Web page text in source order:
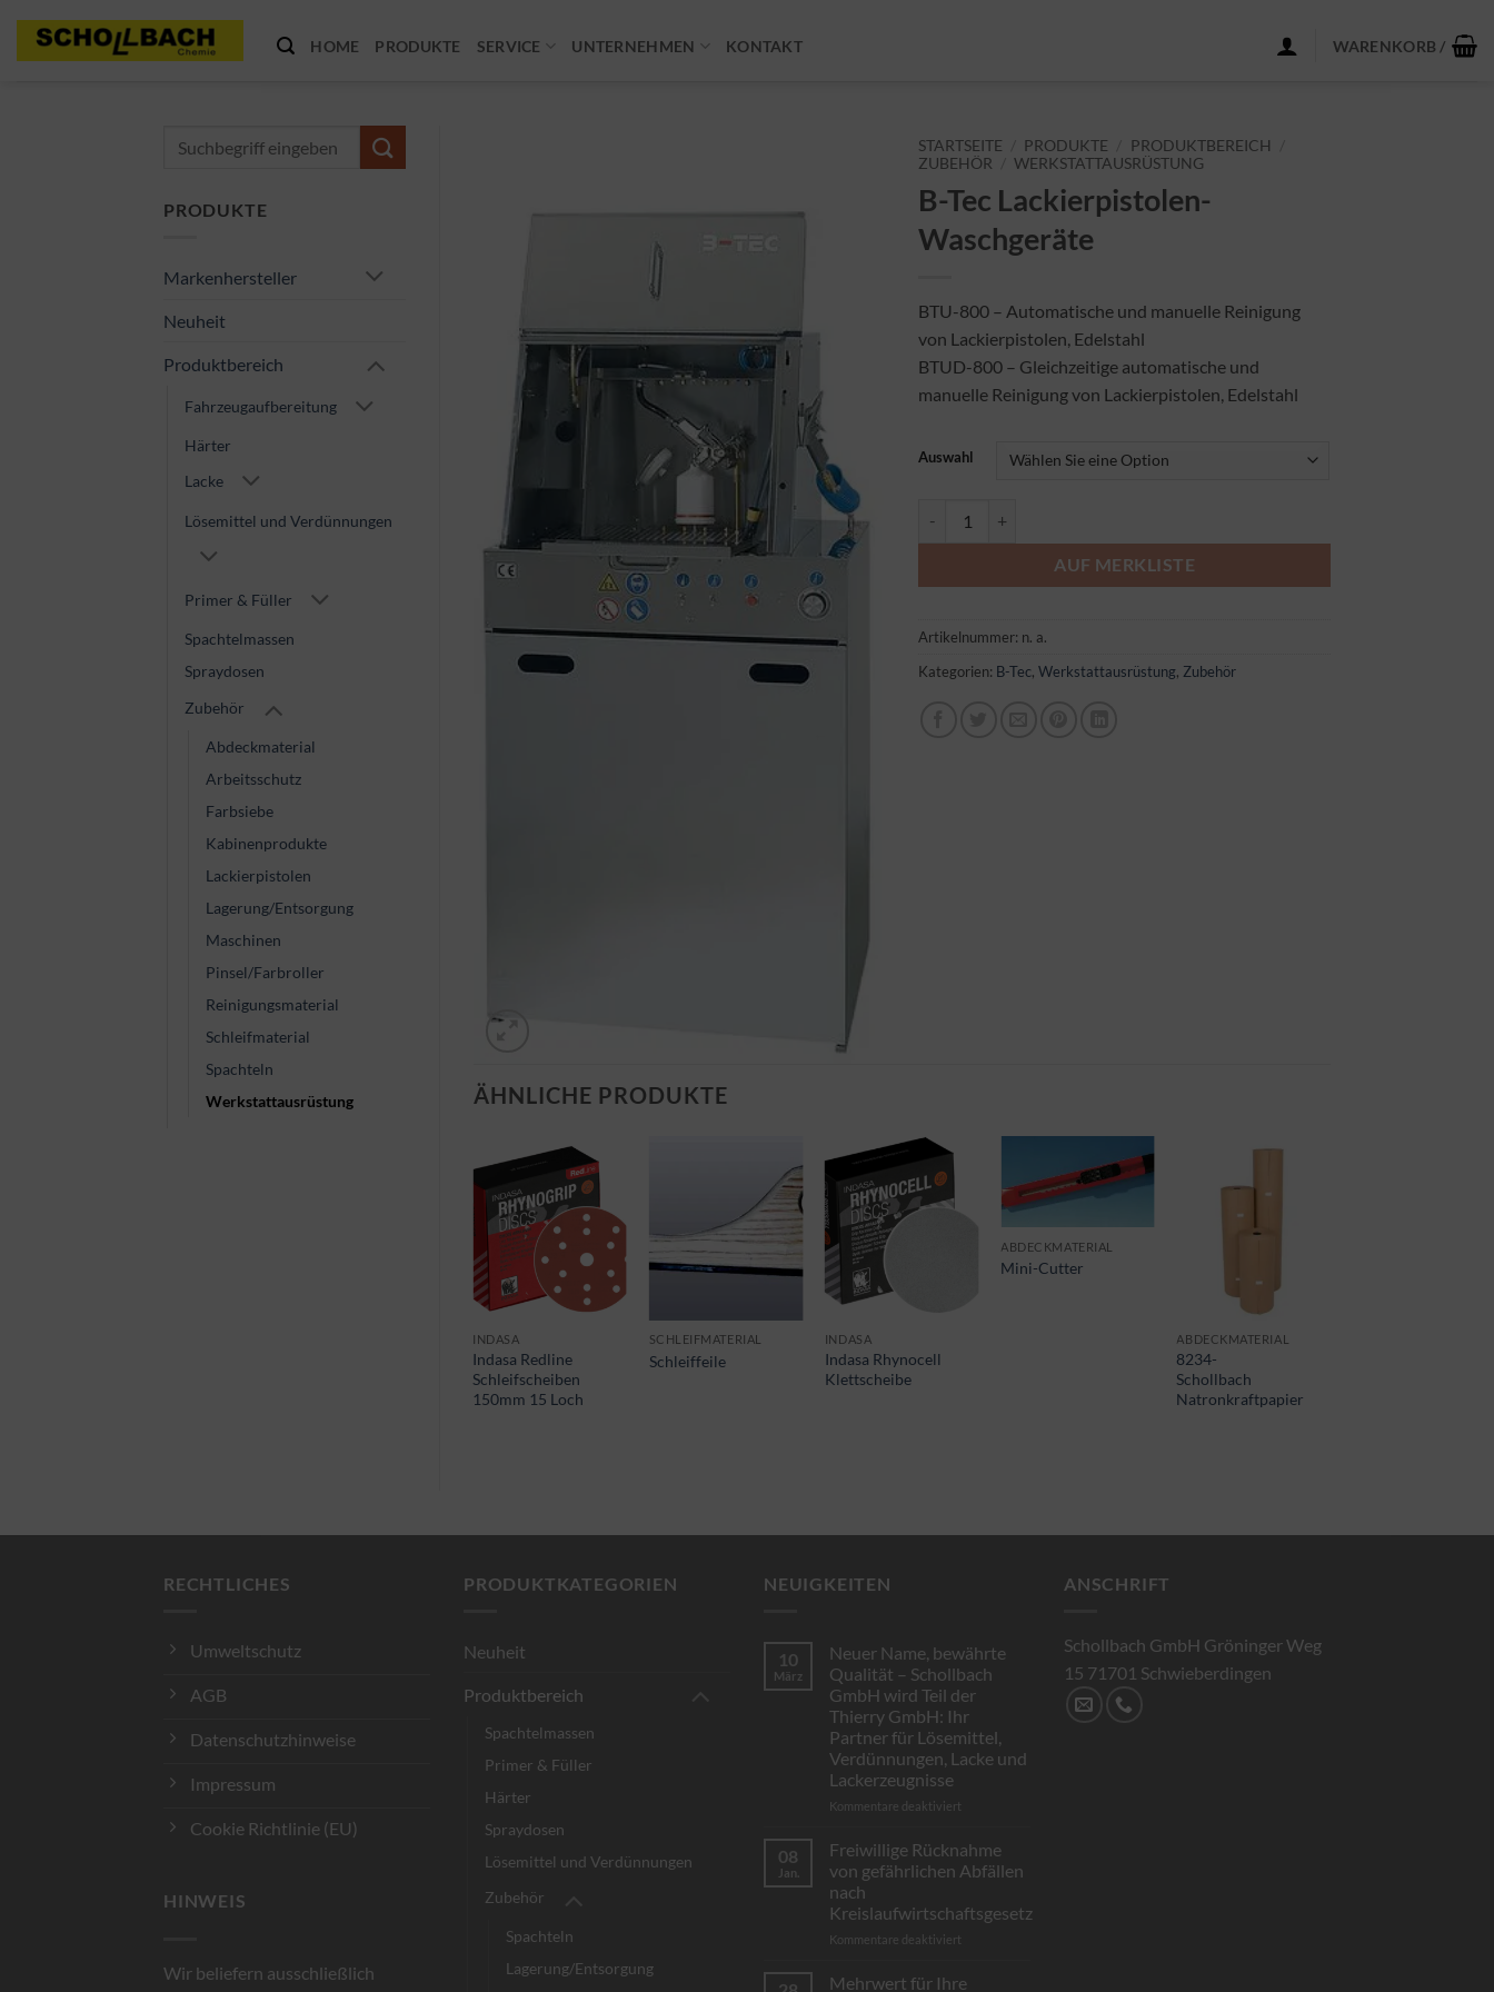
Inhalt
springen
HOME PRODUKTE SERVICE UNTERNEHMEN KONTAKT WARENKORB /
PRODUKTE
Markenhersteller
Neuheit
Produktbereich
Fahrzeugaufbereitung
Härter
Lacke
Lösemittel und Verdünnungen
Primer & Füller
Spachtelmassen
Spraydosen
Zubehör
Abdeckmaterial
Arbeitsschutz
Farbsiebe
Kabinenprodukte
Lackierpistolen
Lagerung/Entsorgung
Maschinen
Pinsel/Farbroller
Reinigungsmaterial
Schleifmaterial
Spachteln
Werkstattausrüstung
STARTSEITE PRODUKTE PRODUKTBEREICH
ZUBEHÖR
WERKSTATTAUSRÜSTUNG
B-Tec Lackierpistolen-
Waschgeräte
BTU-800 – Automatische und manuelle Reinigung
von Lackierpistolen, Edelstahl
BTUD-800 – Gleichzeitige automatische und
manuelle Reinigung von Lackierpistolen, Edelstahl
Auswahl
AUF MERKLISTE
Artikelnummer: n. a.
Kategorien: B-Tec,Werkstattausrüstung, Zubehör
ÄHNLICHE PRODUKTE
INDASA
Indasa Redline
Schleifscheiben
150mm 15 Loch
SCHLEIFMATERIAL
Schleiffeile
INDASA
Indasa Rhynocell
Klettscheibe
ABDECKMATERIAL
Mini-Cutter
ABDECKMATERIAL
8234-
Schollbach
Natronkraftpapier
RECHTLICHES
Umweltschutz
AGB
Datenschutzhinweise
Impressum
Cookie Richtlinie (EU)
HINWEIS
Wir beliefern ausschließlich
PRODUKTKATEGORIEN
Neuheit
Produktbereich
Spachtelmassen
Primer & Füller
Härter
Spraydosen
Lösemittel und Verdünnungen
Zubehör
Spachteln
Lagerung/Entsorgung
NEUIGKEITEN
10
März
Neuer Name, bewährte
Qualität – Schollbach
GmbH wird Teil der
Thierry GmbH: Ihr
Partner für Lösemittel,
Verdünnungen, Lacke und
Lackerzeugnisse
Kommentare deaktiviert
Name,
bewährte
Qualität
Schollbach
08
Jan.
Freiwillige Rücknahme
von gefährlichen Abfällen
nach
Kreislaufwirtschaftsgesetz
Kommentare deaktiviert
Mehrwert für Ihre
ANSCHRIFT
Schollbach GmbH Gröninger Weg
15 71701 Schwieberdingen